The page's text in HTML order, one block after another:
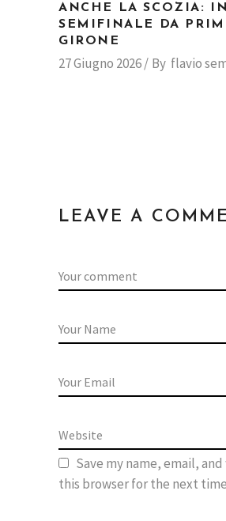
ANCHE LA SCOZIA: IN
SEMIFINALE DA
GIRONE
27 Giugno 2026 By flavio
LEAVE A
Save my name, email,
this browser for the next